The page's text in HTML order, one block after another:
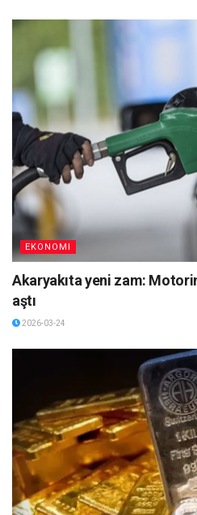
EKONOMI
Akaryakıta yeni zam:
aştı
2026-03-24